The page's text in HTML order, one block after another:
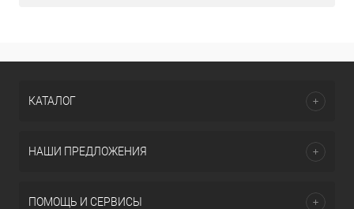
КАТАЛОГ
НАШИ ПРЕДЛОЖЕНИЯ
ПОМОЩЬ И СЕРВИСЫ